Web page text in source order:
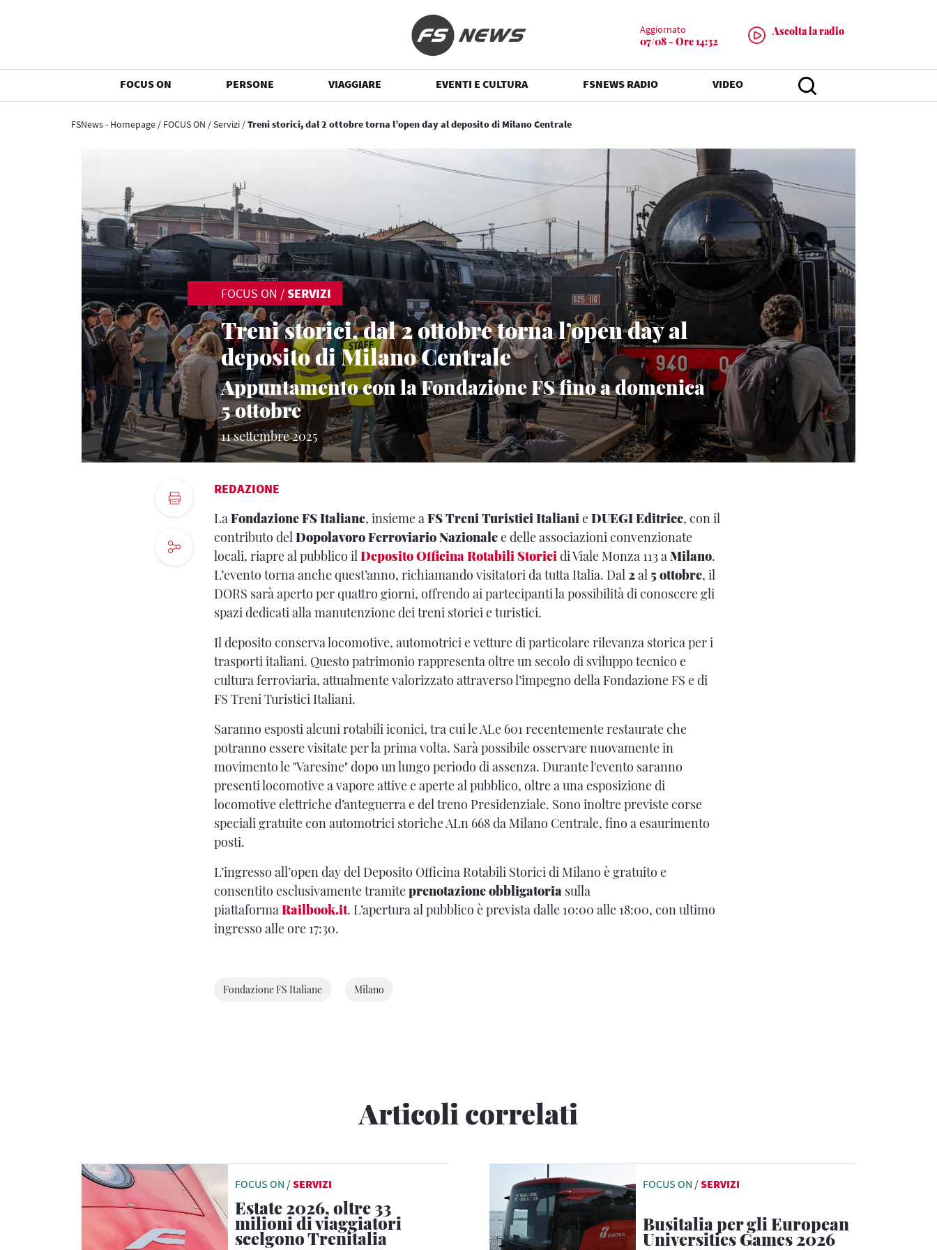
Aggiornato
07/08 - Ore 14:32
Ascolta la radio
FOCUS ON PERSONE VIAGGIARE EVENTI E CULTURA FSNEWS RADIO VIDEO
FSNews - Homepage / FOCUS ON /Servizi /Treni storici, dal 2 ottobre torna l’open day al deposito di Milano Centrale
FOCUS ON /SERVIZI
Treni storici, dal 2 ottobre torna l’open day al
deposito di Milano Centrale
Appuntamento con la Fondazione FS fino a domenica
5 ottobre
11 settembre 2025
REDAZIONE
LaFondazione FS Italiane, insieme aFS Treni Turistici ItalianieDUEGI Editrice, con il
contributo delDopolavoro Ferroviario Nazionalee delle associazioni convenzionate
locali, riapre al pubblico ilDeposito Officina Rotabili Storicidi Viale Monza 113 aMilano.
L’evento torna anche quest’anno, richiamando visitatori da tutta Italia. Dal2al 5 ottobre, il
DORS sarà aperto per quattro giorni, offrendo ai partecipanti la possibilità di conoscere gli
spazi dedicati alla manutenzione dei treni storici e turistici.
Il deposito conserva locomotive, automotrici e vetture di particolare rilevanza storica per i
trasporti italiani. Questo patrimonio rappresenta oltre un secolo di sviluppo tecnico e
cultura ferroviaria, attualmente valorizzato attraverso l’impegno della Fondazione FS e di
FS Treni Turistici Italiani.
Saranno esposti alcuni rotabili iconici, tra cui le ALe 601 recentemente restaurate che
potranno essere visitate per la prima volta. Sarà possibile osservare nuovamente in
movimento le "Varesine" dopo un lungo periodo di assenza. Durante l'evento saranno
presenti locomotive a vapore attive e aperte al pubblico, oltre a una esposizione di
locomotive elettriche d’anteguerra e del treno Presidenziale. Sono inoltre previste corse
speciali gratuite con automotrici storiche ALn 668 da Milano Centrale, fino a esaurimento
posti.
L’ingresso all’open day del Deposito Officina Rotabili Storici di Milano è gratuito e
consentito esclusivamente tramiteprenotazione obbligatoria sulla
piattaformaRailbook.it. L’apertura al pubblico è prevista dalle 10:00 alle 18:00, con ultimo
ingresso alle ore 17:30.
Fondazione FS Italiane Milano
Articoli correlati
FOCUS ON /SERVIZI
Estate 2026, oltre 33
milioni di viaggiatori
scelgono Trenitalia
FOCUS ON /SERVIZI
Busitalia per gli European
Universities Games 2026